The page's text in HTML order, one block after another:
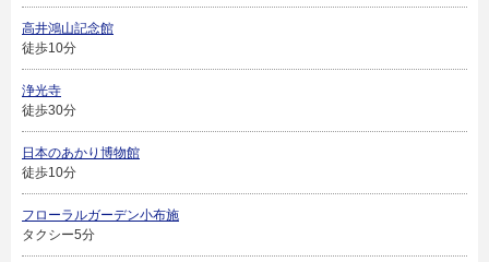
高井鴻山記念館
徒歩10分
浄光寺
徒歩30分
日本のあかり博物館
徒歩10分
フローラルガーデン小布施
タクシー5分